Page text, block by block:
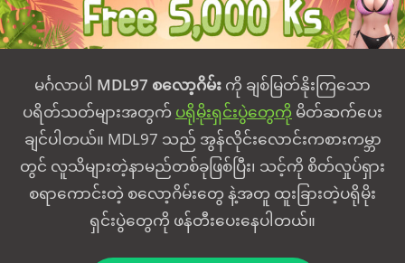
မင်္ဂလာပါ MDL97 စလော့ဂိမ်း ကို ချစ်မြတ်နိုးကြသော
ပရိတ်သတ်များအတွက် ပရိုမိုးရှင်းပွဲတွေကို မိတ်ဆက်ပေး
ချင်ပါတယ်။ MDL97 သည် အွန်လိုင်းလောင်းကစားကမ္ဘာ
တွင် လူသိများတဲ့နာမည်တစ်ခုဖြစ်ပြီး၊ သင့်ကို စိတ်လှုပ်ရှား
စရာကောင်းတဲ့ စလော့ဂိမ်းတွေ နဲ့အတူ ထူးခြားတဲ့ပရိုမိုး
ရှင်းပွဲတွေကို ဖန်တီးပေးနေပါတယ်။